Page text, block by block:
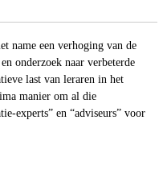
name een verhoging van de
onderzoek naar verbeterde
last van leraren in het
manier om al die
experts” en “adviseurs” voor